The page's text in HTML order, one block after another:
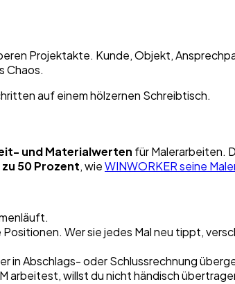
Projektakte. Kunde, Objekt,
Chaos.
und Materialwerten für Malerarbeiten.
50 Prozent, wieWINWORKER seine
Wer sie jedes Mal neu tippt,
in Abschlags- oder Schlussrechnung
arbeitest, willst du nicht händisch